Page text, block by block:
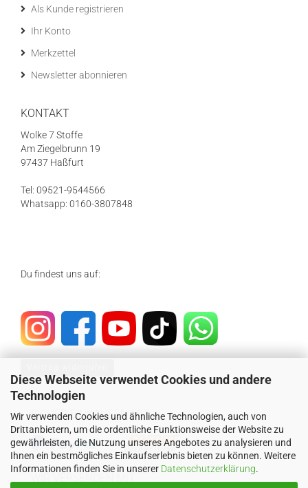
Diese Webseite verwendet Cookies und andere
Technologien
Wir verwenden Cookies und ähnliche Technologien, auch von
Drittanbietern, um die ordentliche Funktionsweise der Website zu
gewährleisten, die Nutzung unseres Angebotes zu analysieren und
Ihnen ein bestmögliches Einkaufserlebnis bieten zu können. Weitere
Informationen finden Sie in unserer Datenschutzerklärung.
Als Kunde registrieren
Ihr Konto
Merkzettel
Newsletter abonnieren
KONTAKT
Wolke 7 Stoffe
Am Ziegelbrunn 19
97437 Haßfurt
Tel: 09521-9544566
Whatsapp: 0160-3807848
Du findest uns auf:
SICHER EINKAUFEN MIT